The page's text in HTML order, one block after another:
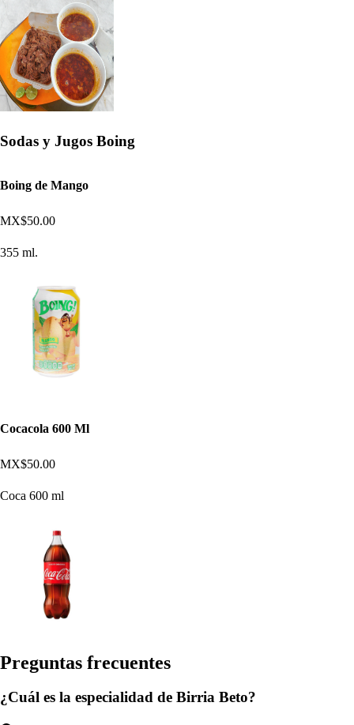
Sodas y Jugos Boing
Boing de Mango
MX$50.00
355 ml.
Cocacola 600 Ml
MX$50.00
Coca 600 ml
Preguntas frecuentes
¿Cuál es la especialidad de Birria Beto?